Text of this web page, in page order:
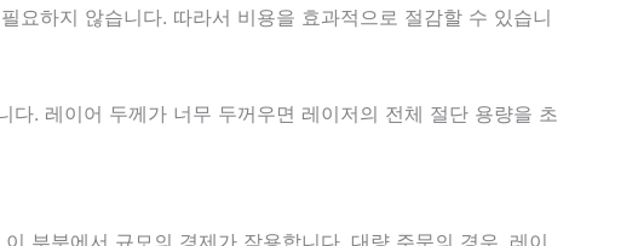
요하지 않습니다. 따라서 비용을 효과적으로 절감할 수 있습니
다. 레이어 두께가 너무 두꺼우면 레이저의 전체 절단 용량을 초